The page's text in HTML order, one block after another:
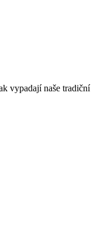
vypadají naše tradiční